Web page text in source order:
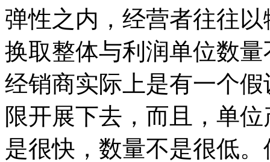
弹性之内，经营者往往
换取整体与利润单位数
经销商实际上是有一个
限开展下去，而且，单
是很快，数量不是很低。